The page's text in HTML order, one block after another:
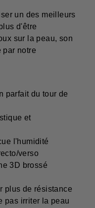
un des meilleurs
d'être
sur la peau, son
par notre
parfait du tour de
et
l'humidité
verso
3D brossé
plus de résistance
pas irriter la peau